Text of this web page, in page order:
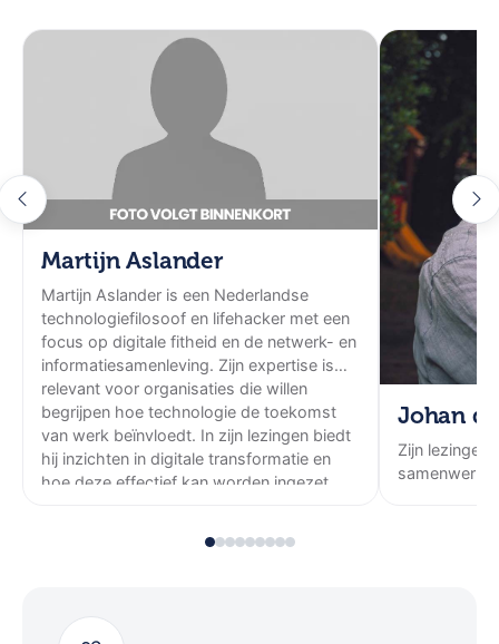
- en altijd vol met op maat geselecteerde
Ramon is ook graag dagvoorzitter en 'Master of
Interaction' voor events waar samenwerking en
vernieuwing het centrale thema zijn.
Hij heeft zijn achtergrond in het internationale
zakenleven en organisatie-advies, Ramon werkte
jaren als managementconsultant en Global &
European CRM Operations Manager bij
PricewaterhouseCoopers. Ramon heeft enkele jaren
in Parijs, München en Chiang-Mai (Thailand)
gewoond. Ramon is Nederlander, maar woont in
Antwerpen, hij werkt de helft van het jaar vanuit
Europa en zo'n 4 maanden per jaar vanuit Azië.
Tijdens zijn lezingen gebruikt hij veel voorbeelden uit
organisaties: new shoes today en 21 Lobsterstreet,
Martijn Aslander
Martijn Aslander is een Nederlandse
technologiefilosoof en lifehacker met een
focus op digitale fitheid en de netwerk- en
informatiesamenleving. Zijn expertise is
relevant voor organisaties die willen
begrijpen hoe technologie de toekomst
van werk beïnvloedt. In zijn lezingen biedt
hij inzichten in digitale transformatie en
hoe deze effectief kan worden ingezet.
Johan
Zijn lezingen